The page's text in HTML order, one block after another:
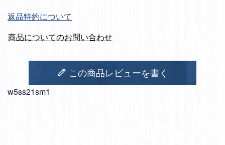
返品特約について
商品についてのお問い合わせ
この商品レビューを書く
w5ss21sm1